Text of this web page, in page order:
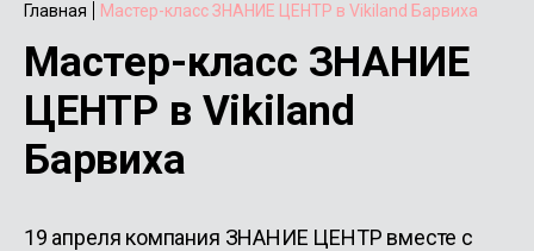
Главная Мастер-класс ЗНАНИЕ ЦЕНТР в Vikiland Барвиха
Мастер-класс ЗНАНИЕ
ЦЕНТР в Vikiland
Барвиха
19 апреля компания ЗНАНИЕ ЦЕНТР вместе с